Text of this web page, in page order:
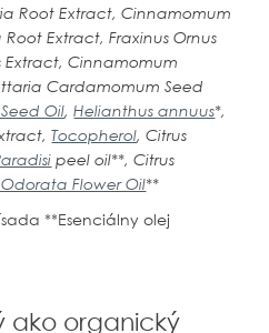
Root Extract, Cinnamomum
Extract, Fraxinus Ornus
Extract, Cinnamomum
Cardamomum Seed
Oil,Helianthus annuus*,
Tocopherol,Citrus
peel oil**, Citrus
Flower Oil**
**Esenciálny olej
ako organický